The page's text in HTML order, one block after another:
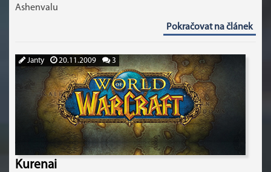
Ashenvalu
Pokračovat na článek
Janty 20.11.2009 3
Kurenai